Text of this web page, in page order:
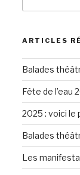
:
ARTICLES
Balades
Fête de l’eau
2025 : voici le
Balades
Les